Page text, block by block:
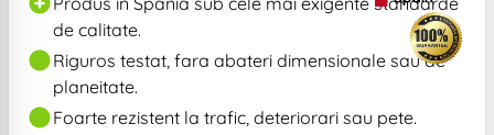
de calitate.
Riguros testat, fara abateri dimensionale sau de
planeitate.
Foarte rezistent la trafic, deteriorari sau pete.